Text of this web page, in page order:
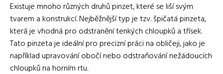
Existuje mnoho různých druhů pinzet, které se liší svým
tvarem a konstrukcí. Nejběžnější typ je tzv. špičatá pinzeta,
která je vhodná pro odstranění tenkých chloupků a třísek.
Tato pinzeta je ideální pro precizní práci na obličeji, jako je
například upravování obočí nebo odstraňování nežádoucích
chloupků na horním rtu.